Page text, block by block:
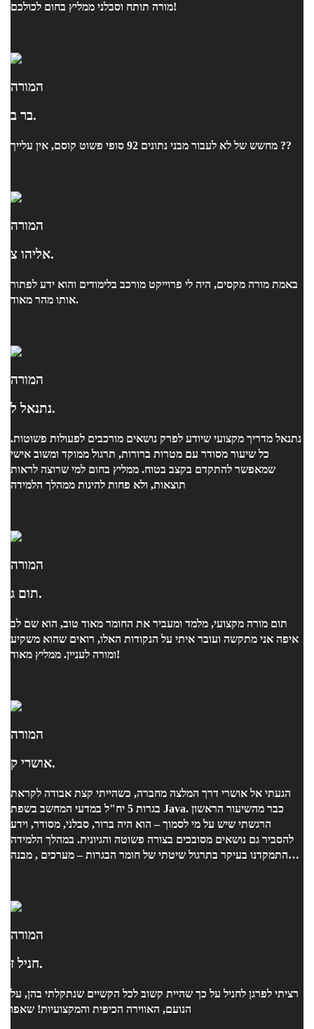
מורה תותח וסבלני ממליץ בחום לכולכם!
המורה
בר ב.
מחשש של לא לעבור מבני נתונים 92 סופי פשוט קוסם, אין עלייך ??
המורה
אליהו צ.
באמת מורה מקסים, היה לי פרוייקט מורכב בלימודים והוא ידע לפתור
אותו מהר מאוד.
המורה
נתנאל ל.
נתנאל מדריך מקצועי שיודע לפרק נושאים מורכבים לפעולות פשוטות.
כל שיעור מסודר עם מטרות ברורות, תרגול ממוקד ומשוב אישי
שמאפשר להתקדם בקצב בטוח. ממליץ בחום למי שרוצה לראות
תוצאות, ולא פחות להינות ממהלך הלמידה
המורה
תום ג.
תום מורה מקצועי, מלמד ומעביר את החומר מאוד טוב, הוא שם לב
איפה אני מתקשה ועובר איתי על הנקודות האלו, רואים שהוא משקיע
ומורה לעניין. ממליץ מאוד!
המורה
אושרי ק.
הגעתי אל אושרי דרך המלצה מחברה, כשהייתי קצת אבודה לקראת
בגרות 5 יח"ל במדעי המחשב בשפת Java. כבר מהשיעור הראשון
הרגשתי שיש על מי לסמוך – הוא היה ברור, סבלני, מסודר, וידע
להסביר גם נושאים מסובכים בצורה פשוטה והגיונית. במהלך הלמידה
התמקדנו בעיקר בתרגול שיטתי של חומר הבגרות – מערכים , מבנה
והרגשתי שהוא באמת אכפתי ורוצה שאבין, לא רק "אעבור". הוא ידע
למסגרת השיעור. הצלחתי בבגרות הרבה יותר ממה שציפיתי, ואני
המורה
חניל ז.
רציתי לפרגן לחניל על כך שהיית קשוב לכל הקשיים שנתקלתי בהן, על
הנועם, האווירה הכיפית והמקצועיות! שאפו